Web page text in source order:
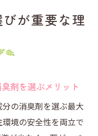
が重要な理
剤を選ぶメリット
の消臭剤を選ぶ最大
境の安全性を両立で